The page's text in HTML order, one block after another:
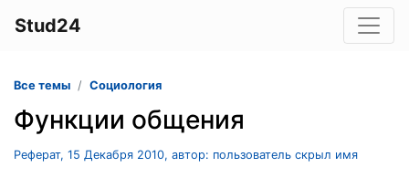
Stud24
Все темы Социология
Функции общения
Реферат, 15 Декабря 2010, автор: пользователь скрыл имя